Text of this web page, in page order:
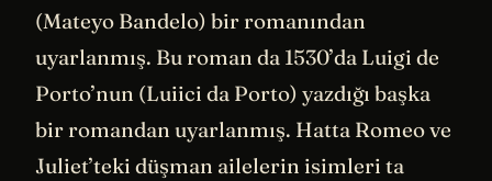
(Mateyo Bandelo) bir romanından
uyarlanmış. Bu roman da 1530’da Luigi de
Porto’nun (Luiici da Porto) yazdığı başka
bir romandan uyarlanmış. Hatta Romeo ve
Juliet’teki düşman ailelerin isimleri ta